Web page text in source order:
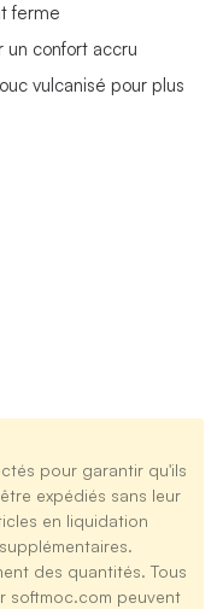
ferme
un confort accru
vulcanisé pour plus
pour garantir qu'ils
expédiés sans leur
en liquidation
des quantités. Tous
softmoc.com peuvent